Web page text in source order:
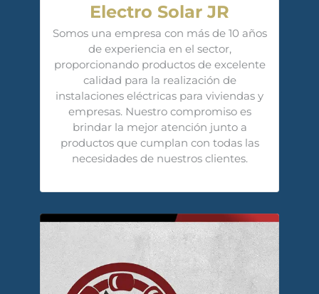
Electro Solar JR
Somos una empresa con más de 10 años
de experiencia en el sector,
proporcionando productos de excelente
calidad para la realización de
instalaciones eléctricas para viviendas y
empresas. Nuestro compromiso es
brindar la mejor atención junto a
productos que cumplan con todas las
necesidades de nuestros clientes.